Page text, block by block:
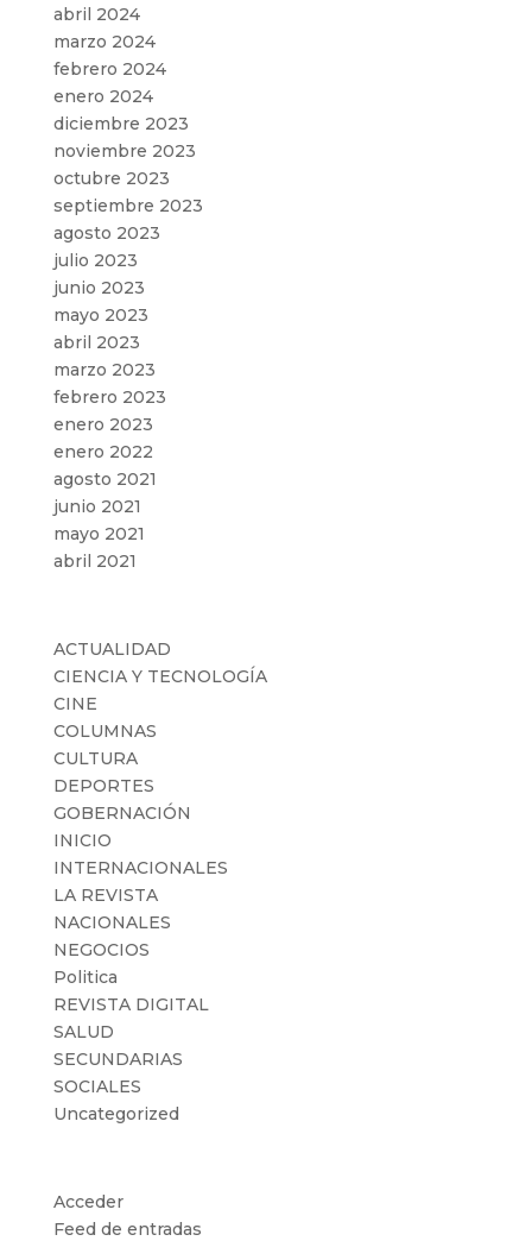
abril 2024
marzo 2024
febrero 2024
enero 2024
diciembre 2023
noviembre 2023
octubre 2023
septiembre 2023
agosto 2023
julio 2023
junio 2023
mayo 2023
abril 2023
marzo 2023
febrero 2023
enero 2023
enero 2022
agosto 2021
junio 2021
mayo 2021
abril 2021
ACTUALIDAD
CIENCIA Y TECNOLOGÍA
CINE
COLUMNAS
CULTURA
DEPORTES
GOBERNACIÓN
INICIO
INTERNACIONALES
LA REVISTA
NACIONALES
NEGOCIOS
Politica
REVISTA DIGITAL
SALUD
SECUNDARIAS
SOCIALES
Uncategorized
Acceder
Feed de entradas